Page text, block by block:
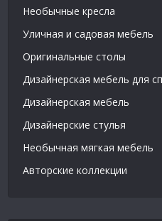
Необычные кресла
Уличная и садовая мебель
Оригинальные столы
Дизайнерская мебель для
Дизайнерская мебель
Дизайнерские стулья
Необычная мягкая мебель
Авторские коллекции